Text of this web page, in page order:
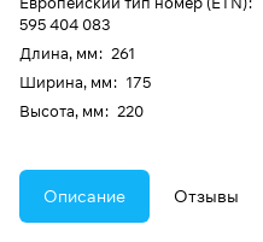
595 404 083
Длина, мм: 261
Ширина, мм: 175
Высота, мм: 220
Описание Отзывы